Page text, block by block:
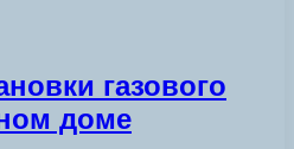
газового
доме